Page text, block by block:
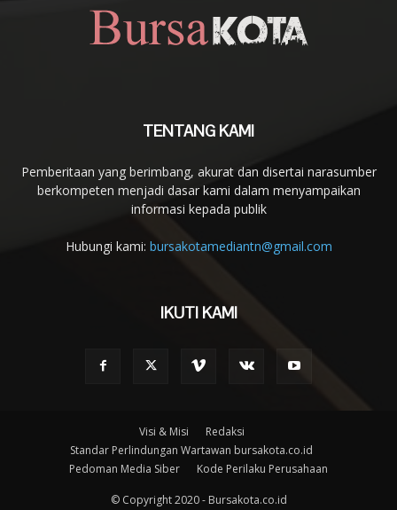
TENTANG KAMI
Pemberitaan yang berimbang, akurat dan disertai narasumber
berkompeten menjadi dasar kami dalam menyampaikan
informasi kepada publik
Hubungi kami: bursakotamediantn@gmail.com
IKUTI KAMI
Visi & Misi
Redaksi
Standar Perlindungan Wartawan bursakota.co.id
Pedoman Media Siber
Kode Perilaku Perusahaan
© Copyright 2020 - Bursakota.co.id